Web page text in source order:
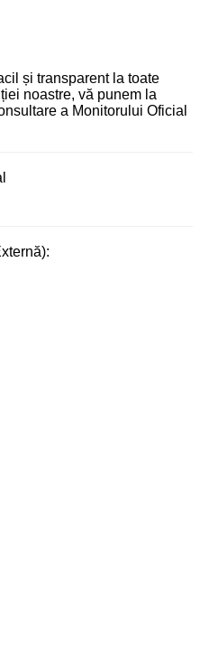
și transparent la toate
noastre, vă punem la
a Monitorului Oficial